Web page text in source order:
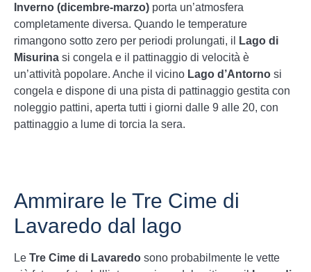
Inverno (dicembre-marzo) porta un’atmosfera
completamente diversa. Quando le temperature
rimangono sotto zero per periodi prolungati, il
Lago di
Misurina si congela e il pattinaggio di velocità è
un’attività popolare. Anche il vicino Lago d’Antorno si
congela e dispone di una pista di pattinaggio gestita con
noleggio pattini, aperta tutti i giorni dalle 9 alle 20, con
pattinaggio a lume di torcia la sera.
Ammirare le Tre Cime di
Lavaredo dal lago
Le Tre Cime di Lavaredo sono probabilmente le vette